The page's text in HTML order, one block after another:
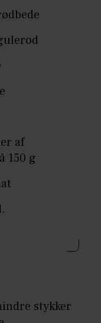
af
150 g
stykker